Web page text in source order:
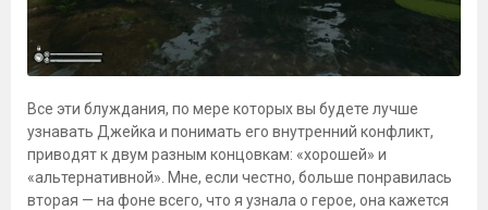
Все эти блуждания, по мере которых вы будете лучше
узнавать Джейка и понимать его внутренний конфликт,
приводят к двум разным концовкам: «хорошей» и
«альтернативной». Мне, если честно, больше понравилась
вторая — на фоне всего, что я узнала о герое, она кажется